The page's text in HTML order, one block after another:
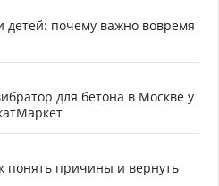
детей: почему важно вовремя
для бетона в Москве у
понять причины и вернуть